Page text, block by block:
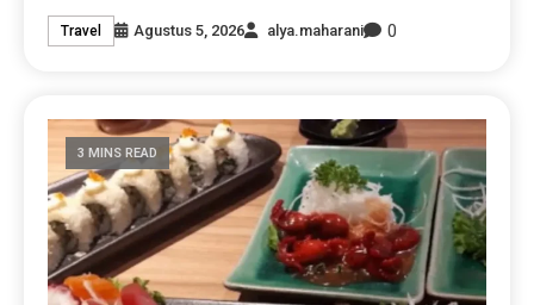
Travel Agustus 5, 2026 alya.maharani 0
3 MINS READ